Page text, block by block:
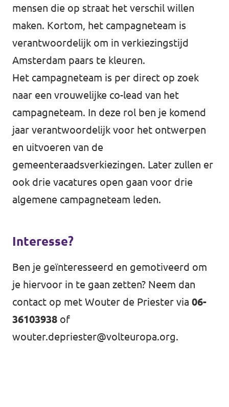
↗️ Overzicht alle Nederlandse afdelingen
Agenda
Verkiezingsprogramma
Wat we doen
Merch store
Vacatures
Contact
mensen die op straat het verschil willen
maken. Kortom, het campagneteam is
verantwoordelijk om in verkiezingstijd
Amsterdam paars te kleuren.
Het campagneteam is per direct op zoek
naar een vrouwelijke co-lead van het
campagneteam. In deze rol ben je komend
jaar verantwoordelijk voor het ontwerpen
en uitvoeren van de
gemeenteraadsverkiezingen. Later zullen er
ook drie vacatures open gaan voor drie
algemene campagneteam leden.
Interesse?
Ben je geïnteresseerd en gemotiveerd om
je hiervoor in te gaan zetten? Neem dan
contact op met Wouter de Priester via 06-
36103938 of
wouter.depriester@volteuropa.org.